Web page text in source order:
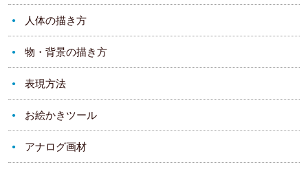
人体の描き方
物・背景の描き方
表現方法
お絵かきツール
アナログ画材